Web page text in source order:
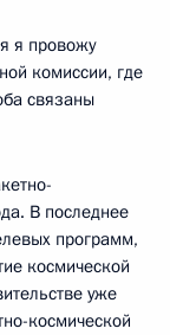
я провожу
комиссии, где
связаны
В последнее
программ,
космической
уже
космической